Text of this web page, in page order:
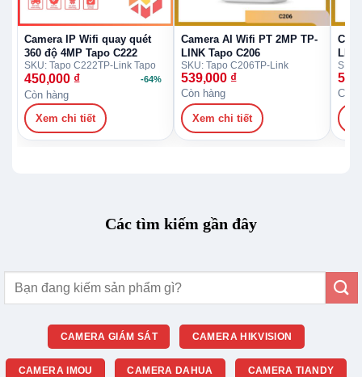
Camera IP Wifi quay quét
360 độ 4MP Tapo C222
SKU: Tapo C222TP-Link Tapo
450,000 ₫ -64%
Còn hàng
Xem chi tiết
Camera AI Wifi PT 2MP TP-
LINK Tapo C206
SKU: Tapo C206TP-Link
539,000 ₫
Còn hàng
Xem chi tiết
Còn
Các tìm kiếm gần đây
Tìm
kiếm:
CAMERA GIÁM SÁT CAMERA HIKVISION
CAMERA IMOU CAMERA DAHUA CAMERA TIANDY